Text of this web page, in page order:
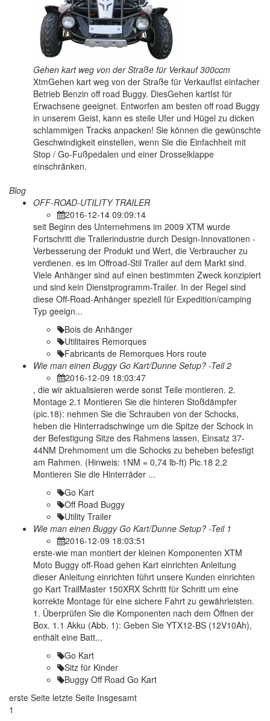
Gehen kart weg von der Straße für Verkauf 300ccm
XtmGehen kart weg von der Straße für VerkaufIst einfacher
Betrieb Benzin off road Buggy. DiesGehen kartIst für
Erwachsene geeignet. Entworfen am besten off road Buggy
in unserem Geist, kann es steile Ufer und Hügel zu dicken
schlammigen Tracks anpacken! Sie können die gewünschte
Geschwindigkeit einstellen, wenn Sie die Einfachheit mit
Stop / Go-Fußpedalen und einer Drosselklappe
einschränken.
Blog
OFF-ROAD-UTILITY TRAILER
2016-12-14 09:09:14
seit Beginn des Unternehmens im 2009 XTM wurde
Fortschritt die Trailerindustrie durch Design-Innovationen -
Verbesserung der Produkt und Wert, die Verbraucher zu
verdienen. es im Offroad-Stil Trailer auf dem Markt sind.
Viele Anhänger sind auf einen bestimmten Zweck konzipiert
und sind kein Dienstprogramm-Trailer. In der Regel sind
diese Off-Road-Anhänger speziell für Expedition/camping
Typ geeign...
Bois de Anhänger
Utilitaires Remorques
Fabricants de Remorques Hors route
Wie man einen Buggy Go Kart/Dunne Setup? -Teil 2
2016-12-09 18:03:47
, die wir aktualisieren werde sonst Teile montieren. 2.
Montage 2.1 Montieren Sie die hinteren Stoßdämpfer
(pic.18): nehmen Sie die Schrauben von der Schocks,
heben die Hinterradschwinge um die Spitze der Schock in
der Befestigung Sitze des Rahmens lassen, Einsatz 37-
44NM Drehmoment um die Schocks zu beheben befestigt
am Rahmen. (Hinweis: 1NM = 0,74 lb-ft) Pic.18 2.2
Montieren Sie die Hinterräder ...
Go Kart
Off Road Buggy
Utility Trailer
Wie man einen Buggy Go Kart/Dunne Setup? -Teil 1
2016-12-09 18:03:51
erste-wie man montiert der kleinen Komponenten XTM
Moto Buggy off-Road gehen Kart einrichten Anleitung
dieser Anleitung einrichten führt unsere Kunden einrichten
go Kart TrailMaster 150XRX Schritt für Schritt um eine
korrekte Montage für eine sichere Fahrt zu gewährleisten.
1. Überprüfen Sie die Komponenten nach dem Öffnen der
Box. 1.1 Akku (Abb. 1): Geben Sie YTX12-BS (12V10Ah),
enthält eine Batt...
Go Kart
Sitz für Kinder
Buggy Off Road Go Kart
erste Seite letzte Seite Insgesamt
1